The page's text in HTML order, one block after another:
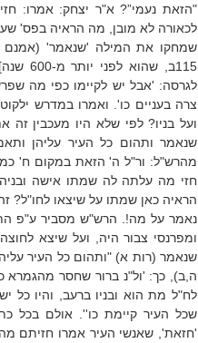
"הזאת נעמי”? א"ר יצחק: אמרו:
לכאורה לא מובן, מה הראיה בפס'
שמחקו את המילה 'שנאמר' (אמנם
לגרסה: 'אבל יש לקיימו כפי מה
צרה בעניים כו'. ואמרו במדרש
ועל בניו? לפי שלא היו מעכבין
שנאמר ותהום כל העיר עליהן
מהרש"ל: ור"ל ה' הזאת במקום ח'
חזי מה עלתה לה שמתו אישה
הראיה כאן שמתו על שיצאו לחו"ל?
נאמר על מה!. הרש"ש מסביר ע"פ
ומפרנסי צבור היה, ועל שיצא
שנאמר (רות א) "ותהום כל העיר
ה,ב), כך: 'ול"נ ברור שחסר מהגמרא
לח"ל מת הוא ובניו ברעב, והיו כל
שכל העיר קיימת כו''. אולם בכל
'חזאת', שאנשי העיר אמרו חזיתם